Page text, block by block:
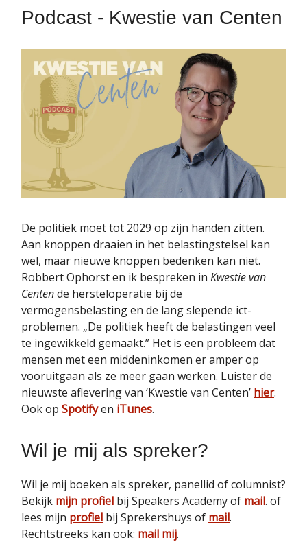
Podcast - Kwestie van Centen
De politiek moet tot 2029 op zijn handen zitten.
Aan knoppen draaien in het belastingstelsel kan
wel, maar nieuwe knoppen bedenken kan niet.
Robbert Ophorst en ik bespreken in Kwestie van
Centende hersteloperatie bij de
vermogensbelasting en de lang slepende ict-
problemen. „De politiek heeft de belastingen veel
te ingewikkeld gemaakt.” Het is een probleem dat
mensen met een middeninkomen er amper op
vooruitgaan als ze meer gaan werken. Luister de
nieuwste aflevering van ‘Kwestie van Centen’ hier.
Ook op Spotifyen iTunes.
Wil je mij als spreker?
Wil je mij boeken als spreker, panellid of columnist?
Bekijk mijn profiel bij Speakers Academy of mail. of
lees mijn profiel bij Sprekershuys of mail.
Rechtstreeks kan ook: mail mij.